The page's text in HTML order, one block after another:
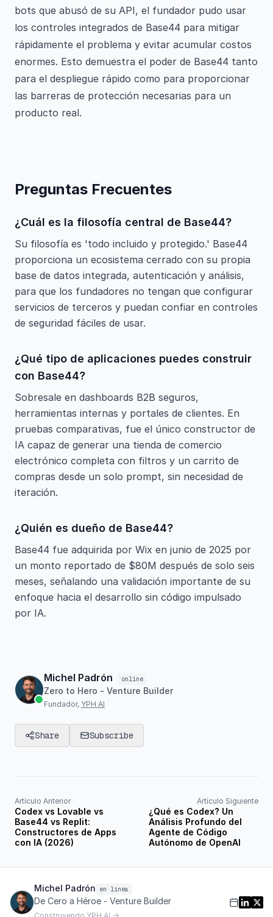
bots que abusó de su API, el fundador pudo usar
los controles integrados de Base44 para mitigar
rápidamente el problema y evitar acumular costos
enormes. Esto demuestra el poder de Base44 tanto
para el despliegue rápido como para proporcionar
las barreras de protección necesarias para un
producto real.
Preguntas Frecuentes
¿Cuál es la filosofía central de Base44?
Su filosofía es 'todo incluido y protegido.' Base44
proporciona un ecosistema cerrado con su propia
base de datos integrada, autenticación y análisis,
para que los fundadores no tengan que configurar
servicios de terceros y puedan confiar en controles
de seguridad fáciles de usar.
¿Qué tipo de aplicaciones puedes construir
con Base44?
Sobresale en dashboards B2B seguros,
herramientas internas y portales de clientes. En
pruebas comparativas, fue el único constructor de
IA capaz de generar una tienda de comercio
electrónico completa con filtros y un carrito de
compras desde un solo prompt, sin necesidad de
iteración.
¿Quién es dueño de Base44?
Base44 fue adquirida por Wix en junio de 2025 por
un monto reportado de $80M después de solo seis
meses, señalando una validación importante de su
enfoque hacia el desarrollo sin código impulsado
por IA.
Michel Padrón online
Zero to Hero - Venture Builder
Fundador, YPH AI
Share Subscribe
Artículo Anterior
Codex vs Lovable vs
Base44 vs Replit:
Constructores de Apps
con IA (2026)
Artículo Siguiente
¿Qué es Codex? Un
Análisis Profundo del
Agente de Código
Autónomo de OpenAI
Michel Padrón en línea
De Cero a Héroe - Venture Builder